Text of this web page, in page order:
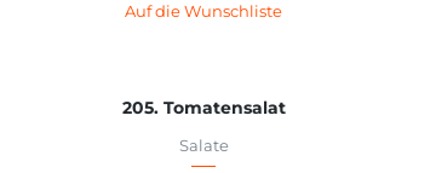
Auf die Wunschliste
205. Tomatensalat
Salate